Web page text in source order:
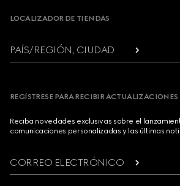
LOCALIZADOR DE TIENDAS
PAÍS/REGIÓN, CIUDAD
REGÍSTRESE PARA RECIBIR
Reciba novedades exclusivas sobre el
comunicaciones personalizadas y las últimas
CORREO ELECTRÓNICO